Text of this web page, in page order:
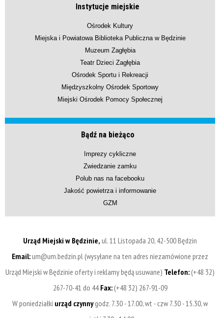
Instytucje miejskie
Ośrodek Kultury
Miejska i Powiatowa Biblioteka Publiczna w Będzinie
Muzeum Zagłębia
Teatr Dzieci Zagłębia
Ośrodek Sportu i Rekreacji
Międzyszkolny Ośrodek Sportowy
Miejski Ośrodek Pomocy Społecznej
Bądź na bieżąco
Imprezy cykliczne
Zwiedzanie zamku
Polub nas na facebooku
Jakość powietrza i informowanie
GZM
Urząd Miejski w Będzinie, ul. 11 Listopada 20, 42-500 Będzin
Email:um@um.bedzin.pl (wysyłane na ten adres niezamówione przez
Urząd Miejski w Będzinie oferty i reklamy będą usuwane) Telefon:(+48 32)
267-70-41 do 44Fax:(+48 32) 267-91-09
W poniedziałki urząd czynnygodz. 7.30 - 17.00, wt - czw 7.30 - 15.30, w